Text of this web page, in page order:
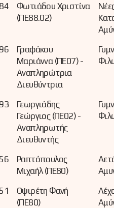
Φωτιάδου Χριστίνα
(ΠΕ88.02)
Γραφάκου
Μαριάννα (ΠΕ07) -
Αναπληρώτρια
Διευθύντρια
Γεωργιάδης
Γεώργιος (ΠΕ02) -
Αναπληρωτής
Διευθυντής
Ραπτόπουλος
Μιχαήλ (ΠΕ80)
Οψιρέτη Φανή
(ΠΕ80)